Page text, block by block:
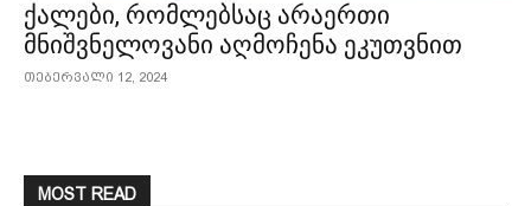
ქალები, რომლებსაც არაერთი
მნიშვნელოვანი აღმოჩენა ეკუთვნით
თებერვალი 12, 2024
MOST READ